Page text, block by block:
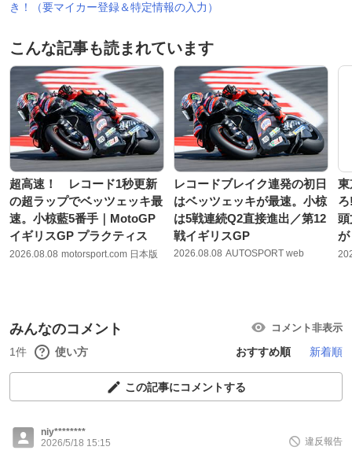
き！（要マイカー登録＆特定情報の入力）
こんな記事も読まれています
超高速！ レコード1秒更新
の超ラップでベッツェッキ最
速。小椋藍5番手｜MotoGP
イギリスGP プラクティス
2026.08.08 motorsport.com 日本版
レコードブレイク連発の初日
はベッツェッキが最速。小椋
は5戦連続Q2直接進出／第12
戦イギリスGP
2026.08.08 AUTOSPORT web
東
頭
みんなのコメント コメント非表示
1件 使い方 おすすめ順 新着順
この記事にコメントする
niy********
2026/5/18 15:15
違反報告